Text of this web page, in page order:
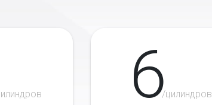
6/цилиндров